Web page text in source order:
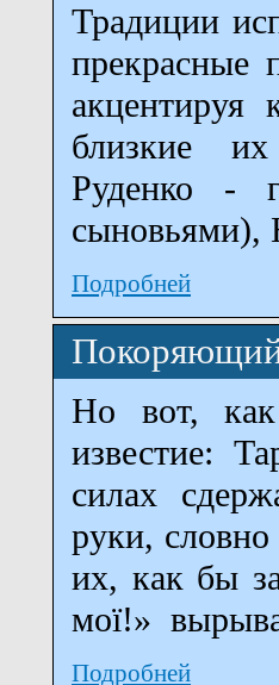
Традиции
прекрасные
акцентируя
близкие
Руденко -
сыновьями),
Подробней
Покоряющий
Но вот,
известие:
силах
руки,
их, как бы
мої!»
Подробней